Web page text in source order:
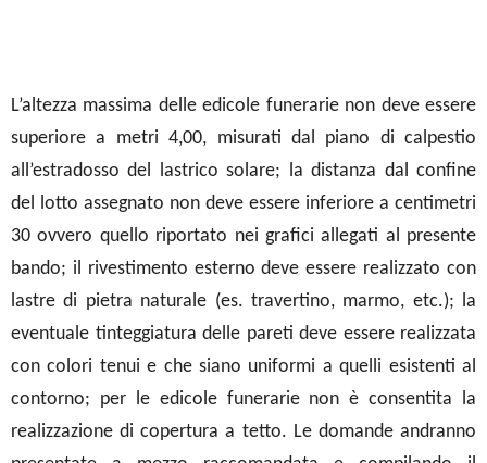
L’altezza massima delle edicole funerarie non deve essere
superiore a metri 4,00, misurati dal piano di calpestio
all’estradosso del lastrico solare; la distanza dal confine
del lotto assegnato non deve essere inferiore a centimetri
30 ovvero quello riportato nei grafici allegati al presente
bando; il rivestimento esterno deve essere realizzato con
lastre di pietra naturale (es. travertino, marmo, etc.); la
eventuale tinteggiatura delle pareti deve essere realizzata
con colori tenui e che siano uniformi a quelli esistenti al
contorno; per le edicole funerarie non è consentita la
realizzazione di copertura a tetto. Le domande andranno